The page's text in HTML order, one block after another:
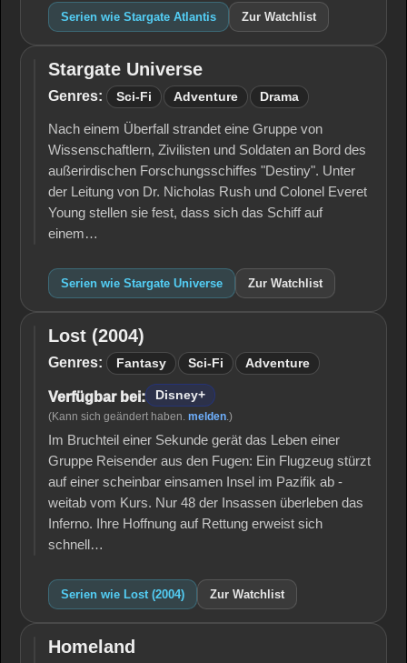
Serien wie Stargate Atlantis Zur Watchlist
Stargate
Universe
Stargate Universe
Genres: Sci-Fi Adventure Drama
Nach einem Überfall strandet eine Gruppe von
Wissenschaftlern, Zivilisten und Soldaten an Bord des
außerirdischen Forschungsschiffes "Destiny". Unter
der Leitung von Dr. Nicholas Rush und Colonel Everet
Young stellen sie fest, dass sich das Schiff auf
einem…
Serien wie Stargate Universe Zur Watchlist
Lost
(2004)
Lost (2004)
Genres: Fantasy Sci-Fi Adventure
Verfügbar bei: Disney+
(Kann sich geändert haben. melden.)
Im Bruchteil einer Sekunde gerät das Leben einer
Gruppe Reisender aus den Fugen: Ein Flugzeug stürzt
auf einer scheinbar einsamen Insel im Pazifik ab -
weitab vom Kurs. Nur 48 der Insassen überleben das
Inferno. Ihre Hoffnung auf Rettung erweist sich
schnell…
Serien wie Lost (2004) Zur Watchlist
Homeland
Homeland